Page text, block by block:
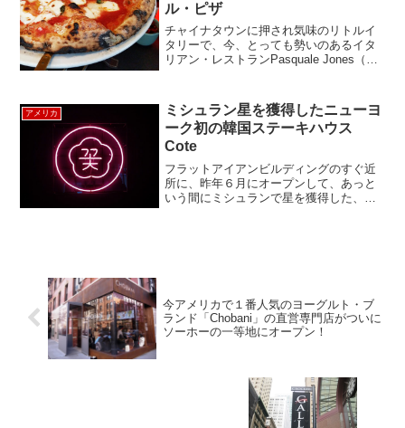
ル・ピザ
チャイナタウンに押され気味のリトルイ
タリーで、今、とっても勢いのあるイタ
リアン・レストランPasquale Jones（パ
「Charlie Bird」を手がけたチームがリ
ト...
アメリカ
ミシュラン星を獲得したニューヨ
ーク初の韓国ステーキハウス
Cote
フラットアイアンビルディングのすぐ近
所に、昨年６月にオープンして、あっと
いう間にミシュランで星を獲得した、コ
今アメリカで１番人気のヨーグルト・ブ
ランド「Chobani」の直営専門店がついに
ソーホーの一等地にオープン！